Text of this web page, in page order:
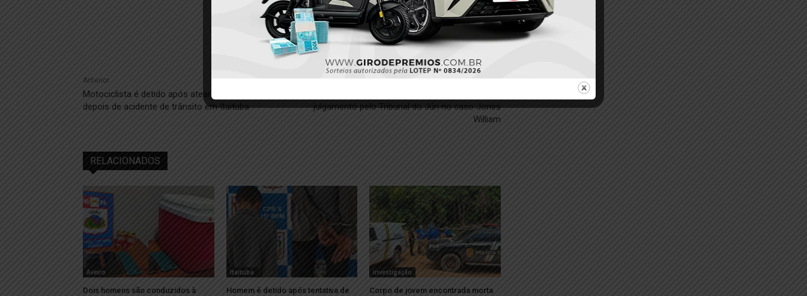
Anterior
Motociclista é detido após atear fogo em moto
depois de acidente de trânsito em Itaituba
Próximo
julgamento pelo Tribunal do Júri no caso Jones
William
RELACIONADOS
Aveiro
Dois homens são conduzidos à
Itaituba
Homem é detido após tentativa de
Investigação
Corpo de jovem encontrada morta